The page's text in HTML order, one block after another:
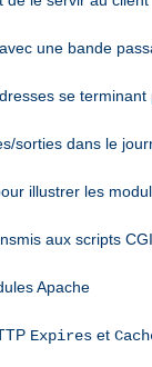
une bande
se
sorties dans le
illustrer les
aux scripts
Apache
Expires et